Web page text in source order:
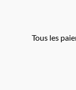
Tous les